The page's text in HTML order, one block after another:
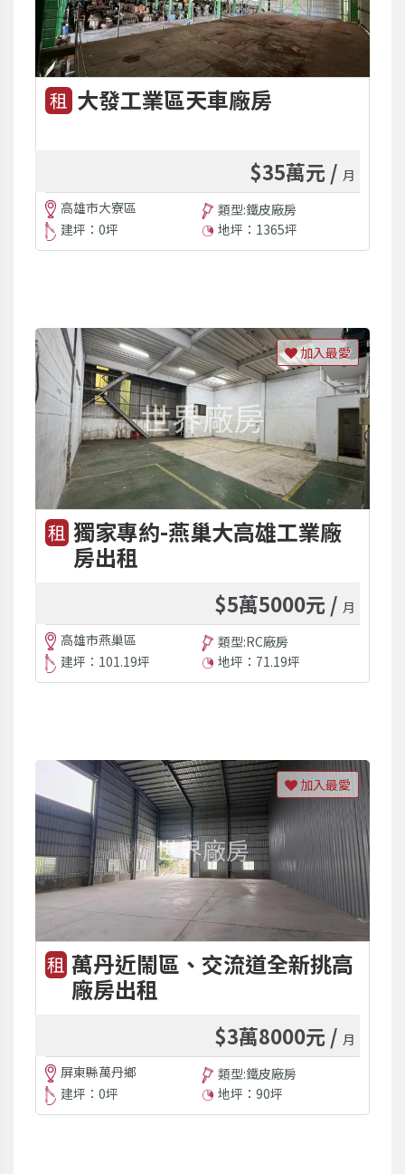
租 大發工業區天車廠房
$35萬元 / 月
高雄市大寮區
類型:鐵皮廠房
建坪：0坪
地坪：1365坪
租 獨家專約-燕巢大高雄工業廠
房出租
$5萬5000元 / 月
高雄市燕巢區
類型:RC廠房
建坪：101.19坪
地坪：71.19坪
加入最愛
租 萬丹近鬧區、交流道全新挑高
廠房出租
$3萬8000元 / 月
屏東縣萬丹鄉
類型:鐵皮廠房
建坪：0坪
地坪：90坪
加入最愛